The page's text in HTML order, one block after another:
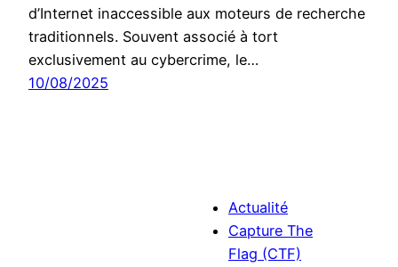
d’Internet inaccessible aux moteurs de recherche
traditionnels. Souvent associé à tort
exclusivement au cybercrime, le…
10/08/2025
Actualité
Capture The
Flag (CTF)